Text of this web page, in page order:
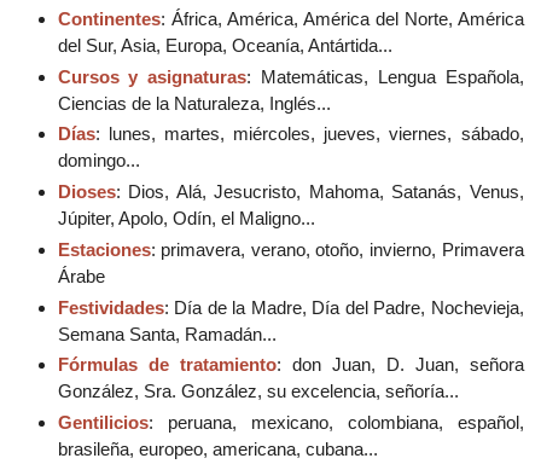
Continentes: África, América, América del Norte, América
del Sur, Asia, Europa, Oceanía, Antártida...
Cursos y asignaturas: Matemáticas, Lengua Española,
Ciencias de la Naturaleza, Inglés...
Días: lunes, martes, miércoles, jueves, viernes, sábado,
domingo...
Dioses: Dios, Alá, Jesucristo, Mahoma, Satanás, Venus,
Júpiter, Apolo, Odín, el Maligno...
Estaciones: primavera, verano, otoño, invierno, Primavera
Árabe
Festividades: Día de la Madre, Día del Padre, Nochevieja,
Semana Santa, Ramadán...
Fórmulas de tratamiento: don Juan, D. Juan, señora
González, Sra. González, su excelencia, señoría...
Gentilicios: peruana, mexicano, colombiana, español,
brasileña, europeo, americana, cubana...